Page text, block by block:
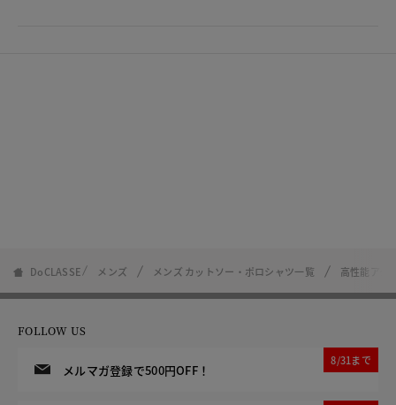
DoCLASSE メンズ メンズ カットソー・ポロシャツ一覧 高性能アク
FOLLOW US
メルマガ登録で500円OFF！
8/31まで